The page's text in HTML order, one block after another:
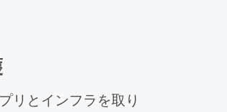
リとインフラを取り